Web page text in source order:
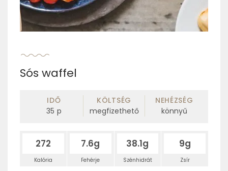
Sós waffel
IDŐ
35 p
KÖLTSÉG
megfizethető
NEHÉZSÉG
könnyű
272
Kalória
7.6g
Fehérje
38.1g
Szénhidrát
9g
Zsír